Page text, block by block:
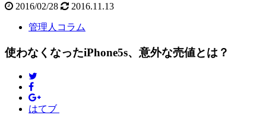
2016/02/28
2016.11.13
管理人コラム
使わなくなったiPhone5s、意外な売値とは？
はてブ